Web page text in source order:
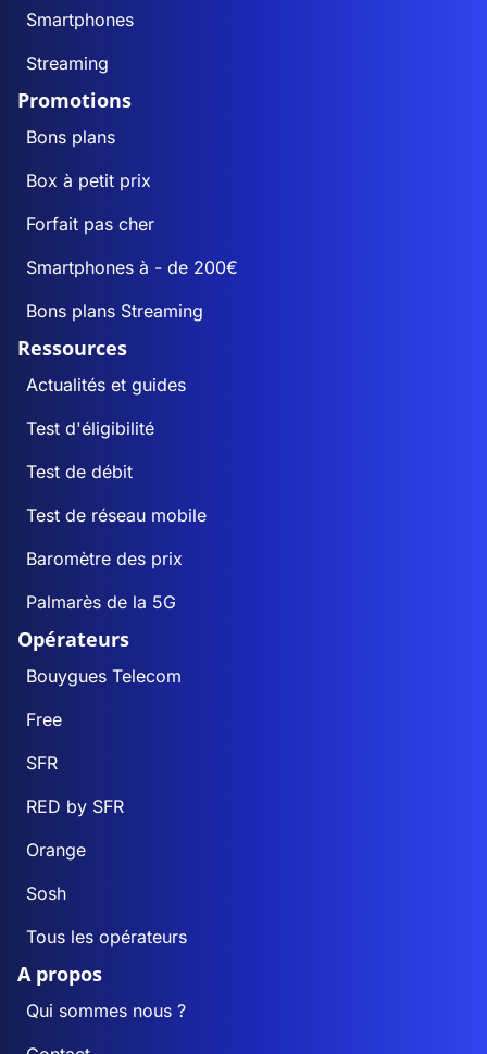
Smartphones
Streaming
Promotions
Bons plans
Box à petit prix
Forfait pas cher
Smartphones à - de 200€
Bons plans Streaming
Ressources
Actualités et guides
Test d'éligibilité
Test de débit
Test de réseau mobile
Baromètre des prix
Palmarès de la 5G
Opérateurs
Bouygues Telecom
Free
SFR
RED by SFR
Orange
Sosh
Tous les opérateurs
A propos
Qui sommes nous ?